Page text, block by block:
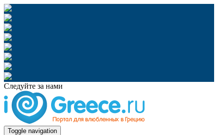
Следуйте за нами
Toggle navigation